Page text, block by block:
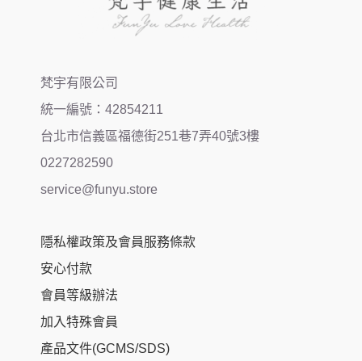
梵宇有限公司
統一編號：42854211
台北市信義區福德街251巷7弄40號3樓
0227282590
service@funyu.store
隱私權政策及會員服務條款
安心付款
會員等級辦法
加入特殊會員
產品文件(GCMS/SDS)